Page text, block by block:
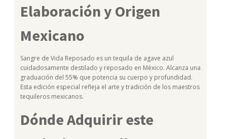
Elaboración y Origen
Mexicano
Sangre de Vida Reposado es un tequila de agave azul
cuidadosamente destilado y reposado en México. Alcanza una
graduación del 55% que potencia su cuerpo y profundidad.
Esta edición especial refleja el arte y tradición de los maestros
tequileros mexicanos.
Dónde Adquirir este